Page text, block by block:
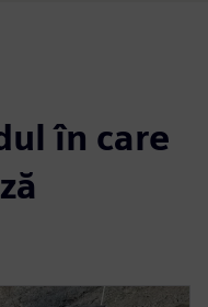
în care